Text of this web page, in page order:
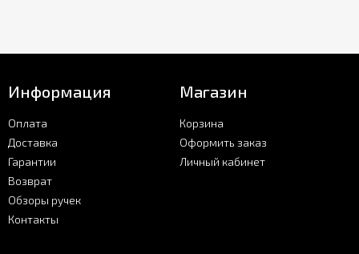
Информация
Оплата
Доставка
Гарантии
Возврат
Обзоры ручек
Контакты
Магазин
Корзина
Оформить заказ
Личный кабинет